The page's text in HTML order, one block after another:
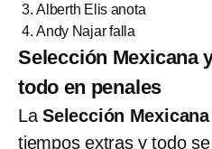
Alberth Elis anota
Andy Najar falla
Selección Mexicana
todo en penales
La Selección Mexicana
tiempos extras y todo